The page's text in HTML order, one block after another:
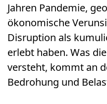
Jahren Pandemie,
ökonomische
Disruption als
erlebt haben. Was
versteht, kommt an
Bedrohung und